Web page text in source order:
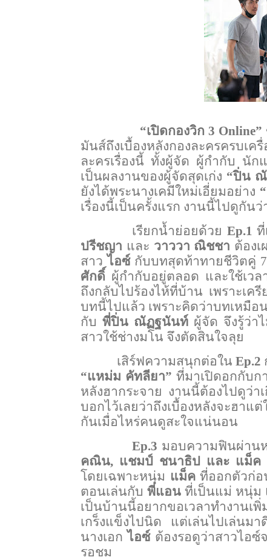
“เปิดกองวิก 3 Online”
มันส์ถึงเบื้องหลังกองละครครบเค
ละครเรื่องนี้ ทั้งผู้จัด ผู้กำกับ นัก
เป็นผลงานของผู้จัดสุดเก่ง “ปิ่น
ยังได้พระนางเคมีใหม่เอี่ยมอย่าง
เรื่องนี้เป็นครั้งแรก งานนี้ไปดูกันว่
เรียกน้ำย่อยด้วย Ep.1 ที่
ปรีชญา และ วาววา ณิชชา ต้อง
สาว ไอซ์กับบทสุดท้าทายชีวิตคู่
ศักดิ์ ผู้กำกับอยู่ตลอด และใช้เว
ถึงกลับไปร้องไห้ที่บ้าน เพราะเค
บทนี้ไปแล้ว เพราะคิดว่าบทเหมือ
กับ พี่ปิ่น ณัฏฐนันท์ ผู้จัด จึงรู้ว่า
สาวใช้ช่างมโน จึงตัดสินใจลุย
เสิร์ฟความสนุกต่อใน Ep.2
“แหม่ม คัทลียา” ที่มาเปิดอกกับก
หลังฮากระจาย งานนี้ต้องไปดูว่า
บอกไว้เลยว่าถึงเบื้องหลังจะฮาแ
กันเมื่อไหร่คนดูสะใจแน่นอน
Ep.3 มอบความฟินผ่าน
คณิน, แชมป์ ชนาธิป และ แม็ค
โดยเฉพาะหนุ่ม แม็คที่ออกตัวก่อ
ตอนเล่นกับ พี่แอน ที่เป็นแม่ หนุ่ม
เป็นบ้านนี้อยากขอเวลาทำงานเ
เกร็งแข็งไปนิด แต่เล่นไปเล่นม
นางเอกไอซ์ ต้องรอดูว่าสาวไอซ์
รอชม